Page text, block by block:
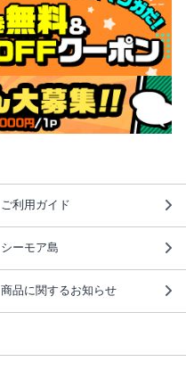
ご利用ガイド
シーモア島
商品に関するお知らせ